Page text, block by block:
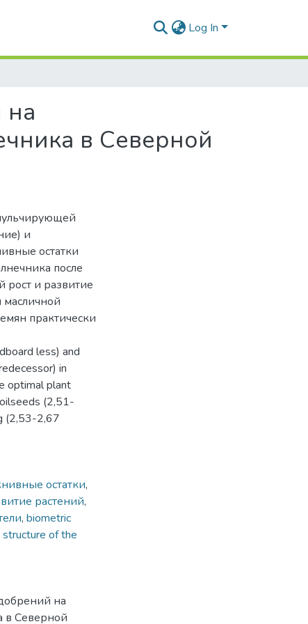
Log In
на
в Северной
и
остатки
после
рост и развитие
масличной
практически
less) and
in
optimal plant
(2,51-
(2,53-2,67
остатки,
растений,
, biometric
of the
на
в Северной